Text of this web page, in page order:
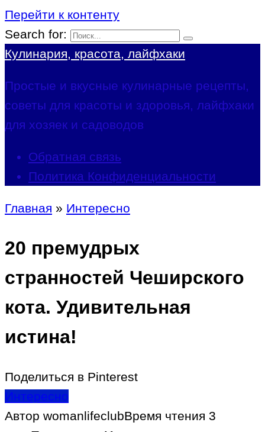
Перейти к контенту
Search for:
Кулинария, красота, лайфхаки
Простые и вкусные кулинарные рецепты,
советы для красоты и здоровья, лайфхаки
для хозяек и садоводов
Обратная связь
Политика Конфиденциальности
Главная » Интересно
20 премудрых
странностей Чеширского
кота. Удивительная
истина!
Поделиться в Pinterest
Интересно
Автор womanlifeclubВремя чтения 3